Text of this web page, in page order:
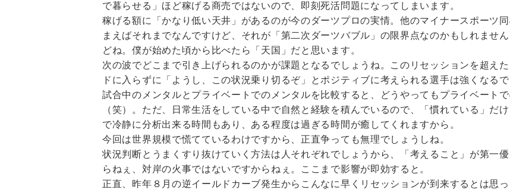
で暮らせる」ほど稼げる商売ではないので、即刻死活問題になってしまいます。
稼げる額に「かなり低い天井」があるのが今のダーツプロの実情。他のマイナースポーツ
まえばそれまでなんですけど、それが「第二次ダーツバブル」の限界点なのかもしれませ
どね。僕が始めた頃から比べたら「天国」だと思います。
次の波でどこまで引き上げられるのかが課題となるでしょうね。このリセッションを超え
ドに入らずに「ようし、この状況乗り切るぞ」とポジティブに考えられる選手は強くなるで
試合中のメンタルとプライベートでのメンタルを比較すると、どうやってもプライベート
（笑）。ただ、日常生活をしている中で自然と経験を積んでいるので、「慣れている」だ
で冷静に分析出来る時間もあり、ある程度は過ぎる時間が癒してくれますから。
今回は世界規模で慌てているわけですから、正直争っても無理でしょうしね。
状況判断とうまくすり抜けていく方法は人それぞれでしょうから、「考えること」が第一
らねぇ、対岸の火事ではないですからねぇ。ここまで影響が即効すると。
正直、昨年８月の逆イールドカーブ発生からこんなに早くリセッションが到来するとは思